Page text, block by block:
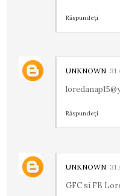
Răspundeți
UNKNOWN 31
Răspundeți
UNKNOWN 31
GFC si FB